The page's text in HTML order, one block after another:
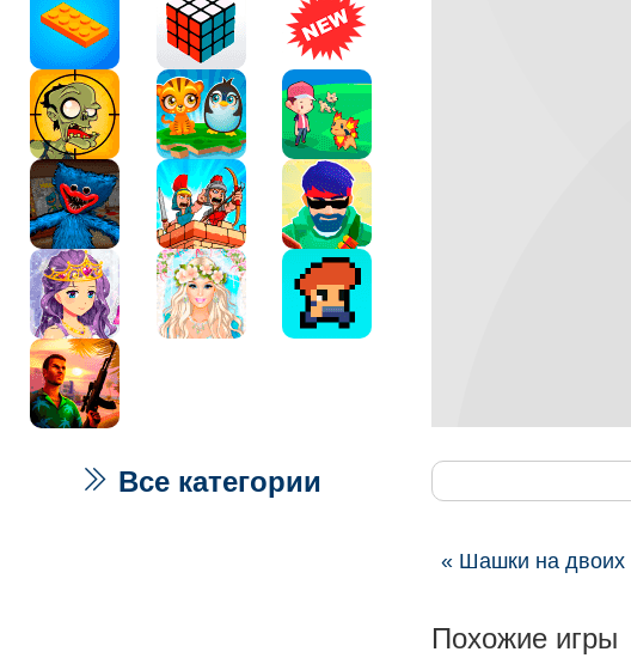
« Шашки на двоих
Похожие игры
Все категории